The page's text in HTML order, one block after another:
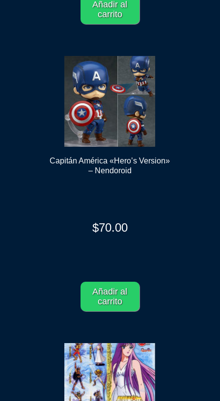
Añadir al
carrito
Capitán América «Hero’s Version»
– Nendoroid
$70.00
Añadir al
carrito